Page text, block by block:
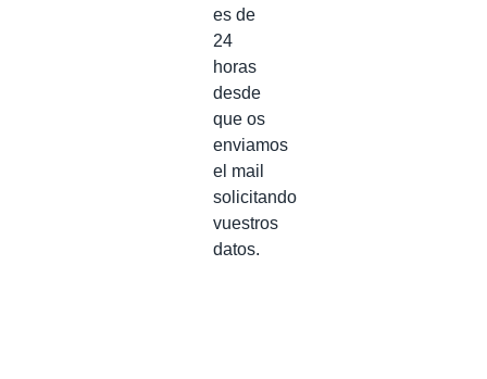
es de
24
horas
desde
que os
enviamos
el mail
solicitando
vuestros
datos.